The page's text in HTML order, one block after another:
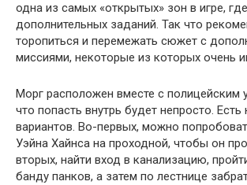
одна из самых «открытых» зон в игре,
дополнительных заданий. Так что
торопиться и перемежать сюжет с
миссиями, некоторые из которых очень
Морг расположен вместе с полицейским
что попасть внутрь будет непросто. Есть
вариантов. Во-первых, можно
Уэйна Хайнса на проходной, чтобы он
вторых, найти вход в канализацию,
банду панков, а затем по лестнице